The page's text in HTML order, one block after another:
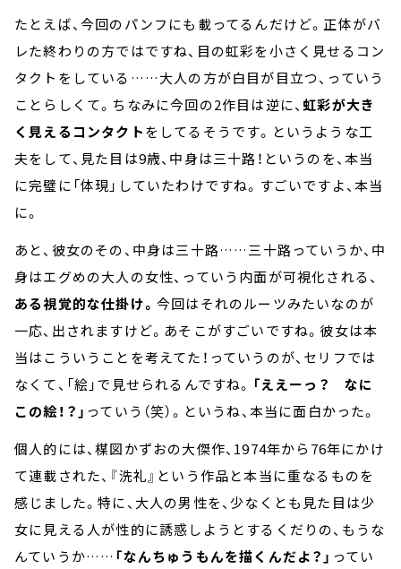
たとえば、今回のパンフにも載ってるんだけど。正体がバ
レた終わりの方ではですね、目の虹彩を小さく見せるコン
タクトをしている……大人の方が白目が目立つ、っていう
ことらしくて。ちなみに今回の2作目は逆に、虹彩が大き
く見えるコンタクトをしてるそうです。というような工
夫をして、見た目は9歳、中身は三十路！というのを、本当
に完璧に「体現」していたわけですね。すごいですよ、本当
に。
あと、彼女のその、中身は三十路……三十路っていうか、中
身はエグめの大人の女性、っていう内面が可視化される、
ある視覚的な仕掛け。 今回はそれのルーツみたいなのが
一応、出されますけど。あそこがすごいですね。彼女は本
当はこういうことを考えてた！っていうのが、セリフでは
なくて、「絵」で見せられるんですね。 「ええーっ？ なに
この絵！？」 っていう（笑）。というね、本当に面白かった。
個人的には、楳図かずおの大傑作、1974年から76年にかけ
て連載された、『洗礼』という作品と本当に重なるものを
感じました。特に、大人の男性を、少なくとも見た目は少
女に見える人が性的に誘惑しようとするくだりの、もうな
んていうか…… 「なんちゅうもんを描くんだよ？」 ってい